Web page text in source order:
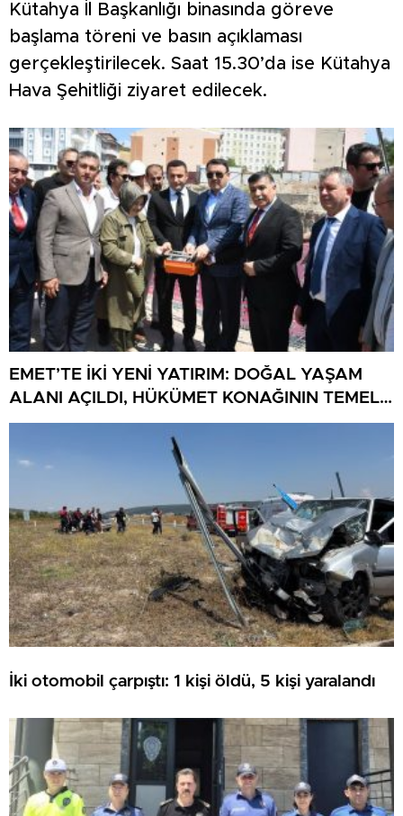
Kütahya İl Başkanlığı binasında göreve
başlama töreni ve basın açıklaması
gerçekleştirilecek. Saat 15.30’da ise Kütahya
Hava Şehitliği ziyaret edilecek.
EMET’TE İKİ YENİ YATIRIM: DOĞAL YAŞAM
ALANI AÇILDI, HÜKÜMET KONAĞININ TEMELİ
ATILDI
İki otomobil çarpıştı: 1 kişi öldü, 5 kişi yaralandı